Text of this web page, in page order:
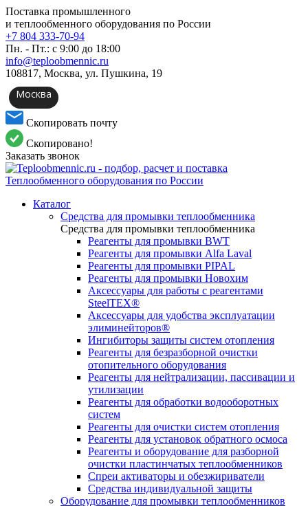
Поставка промышленного
и теплообменного оборудования по России
+7 804 333-70-94
Пн. - Пт.: с 9:00 до 18:00
info@teploobmennic.ru
108817, Москва, ул. Пушкина, 19
Москва
Скопировать почту
Скопировано!
Заказать звонок
Каталог
Средства для промывки теплообменника
Средства для промывки теплообменника
Реагенты для промывки BWT
Реагенты для промывки Alfa Laval
Реагенты для промывки PIPAL
Реагенты для промывки Новохим
Аксессуары для работы с реагентами
SteelTEX®
Аксессуары для удобства эксплуатации
элиминейторов®
Ингибиторы защиты систем отопления
Реагенты для безразборной очистки
отопительного оборудования
Реагенты для нейтрализации, пассивации и
утилизации
Реагенты для обработки водооборотных
систем
Реагенты для очистки систем отопления
Реагенты для установок обратного осмоса
Реагенты и оборудование для разборной
очистки пластинчатых теплообменников
Спреи активаторы и обезжириватели
Средства индивидуальной защиты
Оборудование для промывки теплообменников